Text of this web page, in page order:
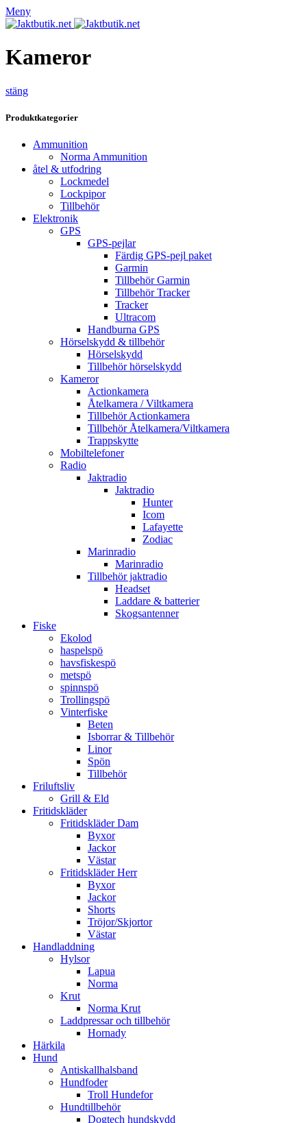
Meny
Kameror
stäng
Produktkategorier
Ammunition
Norma Ammunition
åtel & utfodring
Lockmedel
Lockpipor
Tillbehör
Elektronik
GPS
GPS-pejlar
Färdig GPS-pejl paket
Garmin
Tillbehör Garmin
Tillbehör Tracker
Tracker
Ultracom
Handburna GPS
Hörselskydd & tillbehör
Hörselskydd
Tillbehör hörselskydd
Kameror
Actionkamera
Åtelkamera / Viltkamera
Tillbehör Actionkamera
Tillbehör Åtelkamera/Viltkamera
Trappskytte
Mobiltelefoner
Radio
Jaktradio
Jaktradio
Hunter
Icom
Lafayette
Zodiac
Marinradio
Marinradio
Tillbehör jaktradio
Headset
Laddare & batterier
Skogsantenner
Fiske
Ekolod
haspelspö
havsfiskespö
metspö
spinnspö
Trollingspö
Vinterfiske
Beten
Isborrar & Tillbehör
Linor
Spön
Tillbehör
Friluftsliv
Grill & Eld
Fritidskläder
Fritidskläder Dam
Byxor
Jackor
Västar
Fritidskläder Herr
Byxor
Jackor
Shorts
Tröjor/Skjortor
Västar
Handladdning
Hylsor
Lapua
Norma
Krut
Norma Krut
Laddpressar och tillbehör
Hornady
Härkila
Hund
Antiskallhalsband
Hundfoder
Troll Hundefor
Hundtillbehör
Dogtech hundskydd